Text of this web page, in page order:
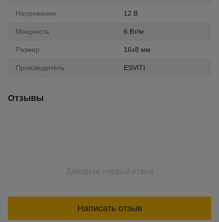
Напряжение 12 В
Мощность 6 Вт/м
Размер 16х8 мм
Производитель ESVITI
Отзывы
Добавьте первый отзыв
Написать отзыв